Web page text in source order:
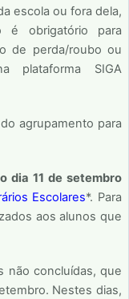
escola ou fora dela,
é obrigatório para
de perda/roubo ou
SIGA
do agrupamento para
dia 11 de setembro
Escolares*. Para
aos alunos que
não concluídas, que
Nestes dias,